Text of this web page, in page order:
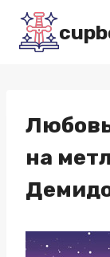
Перейти
содержимому
на